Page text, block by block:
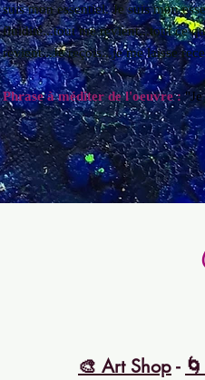
suis mon essentiel. Je suis mon
fluidité...tout me revient...tout ce
revient...Je reçois...je me laisse
Phrase à méditer de l'oeuvre :
🎨 Art Shop-